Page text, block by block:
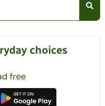
choices
free